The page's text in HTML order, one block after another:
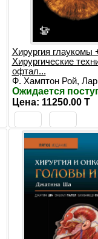
Хирургия глаукомы
Хирургические
офтал...
Ф. Хамптон Рой,
Ожидается
Цена: 11250.00 T